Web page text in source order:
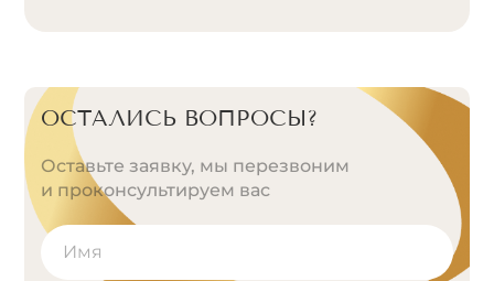
ОСТАЛИСЬ ВОПРОСЫ?
Оставьте заявку, мы перезвоним
и проконсультируем вас